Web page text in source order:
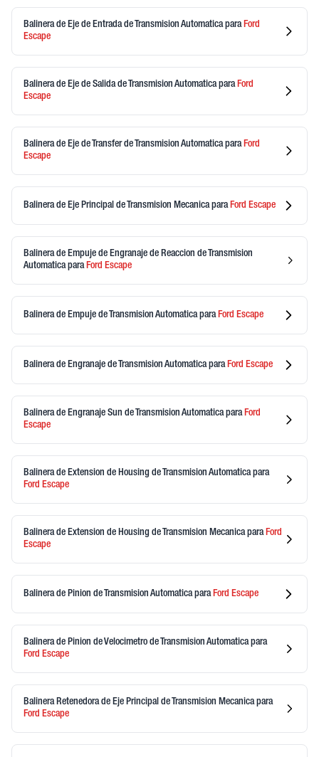
Balinera de Eje de Entrada de Transmision Automatica paraFord
Escape
Balinera de Eje de Salida de Transmision Automatica paraFord
Escape
Balinera de Eje de Transfer de Transmision Automatica paraFord
Escape
Balinera de Eje Principal de Transmision Mecanicapara Ford Escape
Balinera de Empuje de Engranaje de Reaccion de Transmision
Automatica paraFord Escape
Balinera de Empuje de Transmision Automaticapara Ford Escape
Balinera de Engranaje de Transmision Automaticapara Ford Escape
Balinera de Engranaje Sun de Transmision Automatica paraFord
Escape
Balinera de Extension de Housing de Transmision Automatica para
Ford Escape
Balinera de Extension de Housing de Transmision Mecanica paraFord
Escape
Balinera de Pinion de Transmision Automaticapara Ford Escape
Balinera de Pinion de Velocimetro de Transmision Automatica para
Ford Escape
Balinera Retenedora de Eje Principal de Transmision Mecanica para
Ford Escape